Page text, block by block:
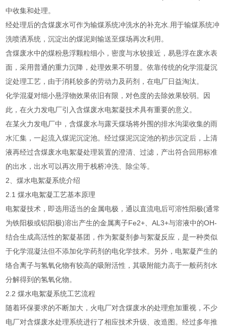
中收集和处理。
经处理后的含煤废水可作为输煤系统冲洗水的补充水.用于输煤系统冲
洗喷洒系统，沉淀出的煤泥则输送至煤场再次利用。
含煤废水中的煤粉悬浮颗粒细小，密度与水较接近，易悬浮在废水表
面，采用普通的重力沉降，处理效果不明显。依靠传统的化学混凝沉
淀处理工艺，由于消耗较多的劳动力及药剂，在电厂日益淘汰。
化学混凝对细小悬浮物效果依旧有限，对色度的去除效果较弱。因
此，在火力发电厂引入含煤废水电絮凝技术具有重要的意义。
在某火力发电厂中，含煤废水与露天煤场将外围的排水沟渠收集的雨
水汇集，一起流入煤泥沉淀池。经过煤泥沉淀池的初步沉淀后，上清
液再经过含煤废水电絮凝处理装置的澄清、过滤，产出符合回用标准
的出水，出水可以再次用于栈桥冲洗、除尘等。
2、煤水电絮凝系统介绍
2.1 煤水电絮凝工艺基本原理
电絮凝技术，即选用适当的金属电极，通以直流电后可溶性阳极(通常
为铁阳极或铝阳极)溶出产生的金属离子Fe2+、AL3+与溶液中的OH-
结合生成高活性的絮凝基团，作为絮凝剂参与絮凝反应，是一种类似
于化学混凝法但不添加化学药剂的电化学技术。另外，电絮凝产生的
络合离子与氢氧化物有较高的吸附活性，其吸附能力高于一般药剂水
分解得到的氢氧化物。
2.2 煤水电絮凝系统工艺流程
随着环保要求的不断加大，火电厂对含煤废水的处理愈加重视，不少
电厂对含煤废水处理系统进行了相应技术升级、改造图。经过多年推